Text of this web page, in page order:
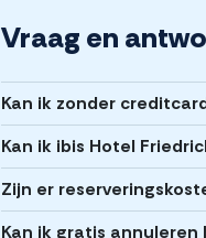
Vraag en
Kan ik zonder
Kan ik ibis Hotel
Zijn er
Kan ik gratis annuleren